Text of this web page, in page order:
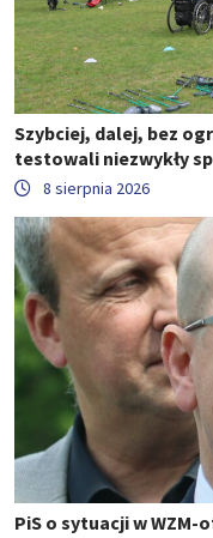
Szybciej, dalej, bez
testowali niezwykły
8 sierpnia 2026
PiS o sytuacji w